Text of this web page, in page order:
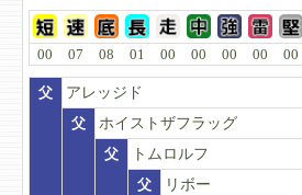
00 07 08 01 00 00 00 00 00
父
アレッジド
父
ホイストザフラッグ
父
トムロルフ
父
リボー